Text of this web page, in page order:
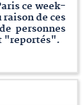
ce week-
de ces
personnes
"reportés".